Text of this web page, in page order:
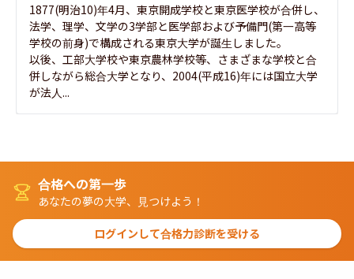
1877(明治10)年4月、東京開成学校と東京医学校が合併し、
法学、理学、文学の3学部と医学部および予備門(第一高等
学校の前身)で構成される東京大学が誕生しました。
以後、工部大学校や東京農林学校等、さまざまな学校と合
併しながら総合大学となり、2004(平成16)年には国立大学
が法人...
合格への第一歩
あなたの夢の大学、見つけよう！
ログインして合格力診断を受ける